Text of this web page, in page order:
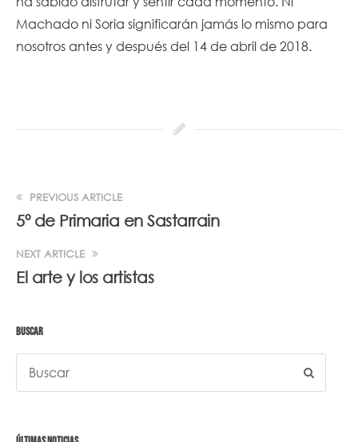
Machado ni Soria significarán jamás lo mismo para
nosotros antes y después del 14 de abril de 2018.
PREVIOUS ARTICLE
5º de Primaria en Sastarrain
NEXT ARTICLE
El arte y los artistas
BUSCAR